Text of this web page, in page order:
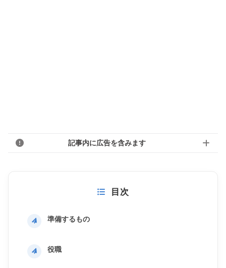
記事内に広告を含みます
目次
準備するもの
役職